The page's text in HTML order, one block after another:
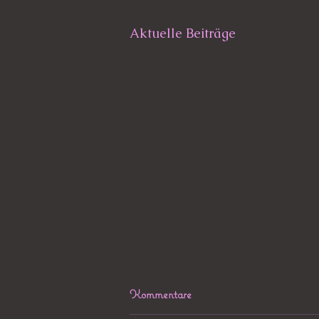
Aktuelle Beiträge
Kommentare